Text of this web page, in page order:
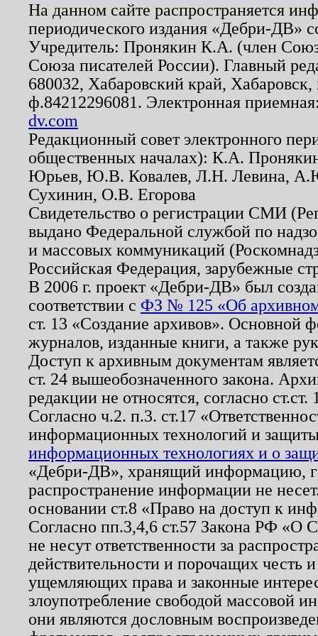
На данном сайте распространяется
периодического издания «Дебри-ДВ»
Учредитель: Пронякин К.А. (член
Союза писателей России). Главный
680032, Хабаровский край,
ф.84212296081. Электронная
dv.com
Редакционный совет электронного
общественных началах): К.А.
Юрьев, Ю.В. Ковалев, Л.Н. Левина,
Сухинин, О.В. Егорова
Свидетельство о регистрации СМИ
выдано Федеральной службой по
и массовых коммуникаций
Российская Федерация, зарубежные
В 2006 г. проект «Дебри-ДВ» был
соответствии с ФЗ № 125 «Об
ст. 13 «Создание архивов». Основной
журналов, изданные книги, а также
Доступ к архивным документам
ст. 24 вышеобозначенного закона.
редакции не относятся, согласно
Согласно ч.2. п.3. ст.17
информационных технологий и
информационных технологиях и о
«Дебри-ДВ», хранящий информацию,
распространение информации не
основании ст.8 «Право на доступ к
Согласно пп.3,4,6 ст.57 Закона РФ «О
не несут ответственности за
действительности и порочащих честь
ущемляющих права и законные
злоупотребление свободой массовой
они являются дословным